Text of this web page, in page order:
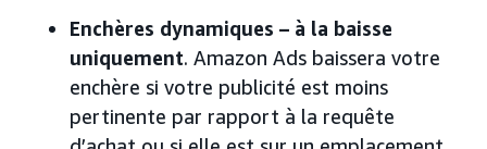
Enchères dynamiques – à la baisse
uniquement. Amazon Ads baissera votre
enchère si votre publicité est moins
pertinente par rapport à la requête